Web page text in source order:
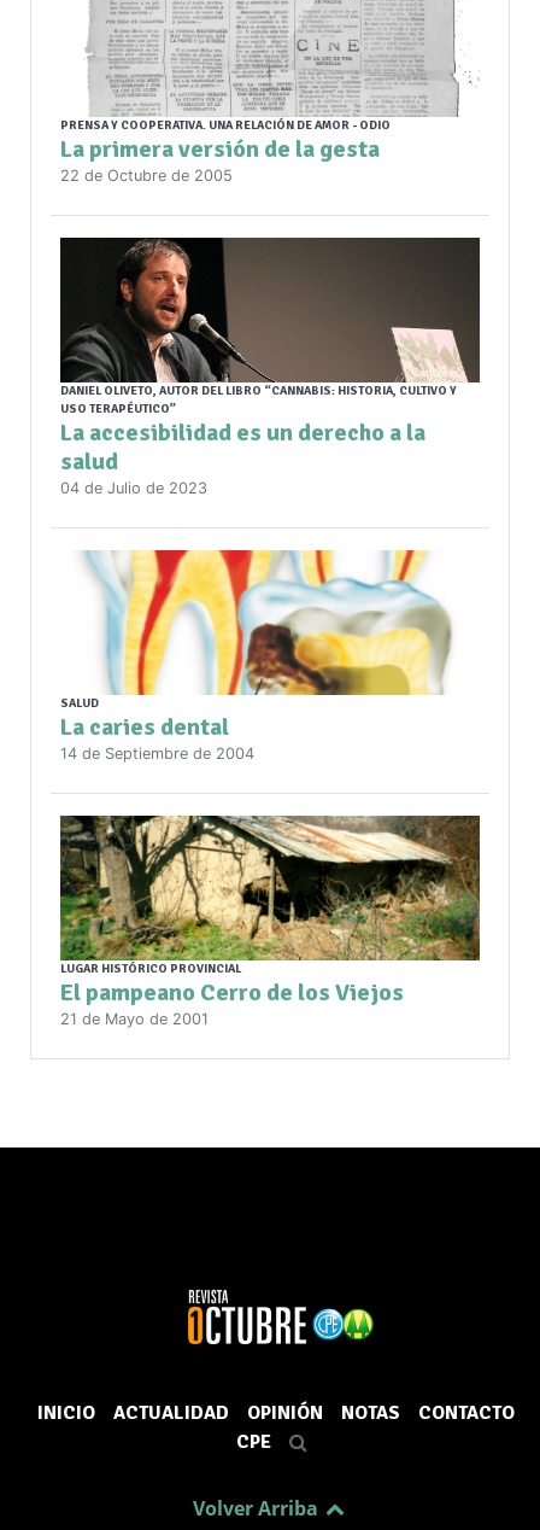
PRENSA Y COOPERATIVA. UNA RELACIÓN DE AMOR - ODIO
La primera versión de la gesta
22 de Octubre de 2005
DANIEL OLIVETO, AUTOR DEL LIBRO “CANNABIS: HISTORIA, CULTIVO Y
USO TERAPÉUTICO”
La accesibilidad es un derecho a la
salud
04 de Julio de 2023
SALUD
La caries dental
14 de Septiembre de 2004
LUGAR HISTÓRICO PROVINCIAL
El pampeano Cerro de los Viejos
21 de Mayo de 2001
INICIO ACTUALIDAD OPINIÓN NOTAS
CONTACTO
CPE
Volver Arriba